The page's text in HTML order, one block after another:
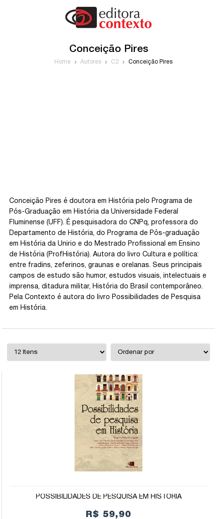
Conceição Pires
Home Autores C2 Conceição Pires
Conceição Pires é doutora em História pelo Programa de
Pós-Graduação em História da Universidade Federal
Fluminense (UFF). É pesquisadora do CNPq, professora do
Departamento de História, do Programa de Pós-graduação
em História da Unirio e do Mestrado Profissional em Ensino
de História (ProfHistória). Autora do livro Cultura e política:
entre fradins, zeferinos, graunas e orelanas. Seus principais
campos de estudo são humor, estudos visuais, intelectuais e
imprensa, ditadura militar, História do Brasil contemporâneo.
Pela Contexto é autora do livro Possibilidades de Pesquisa
em História.
POSSIBILIDADES DE PESQUISA EM HISTÓRIA
R$ 59,90